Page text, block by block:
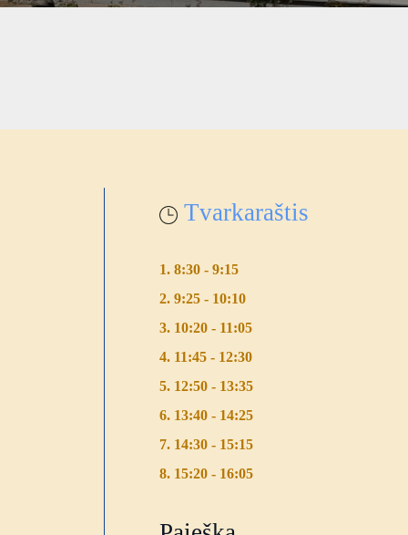
Tvarkaraštis
1. 8:30 - 9:15
2. 9:25 - 10:10
3. 10:20 - 11:05
4. 11:45 - 12:30
5. 12:50 - 13:35
6. 13:40 - 14:25
7. 14:30 - 15:15
8. 15:20 - 16:05